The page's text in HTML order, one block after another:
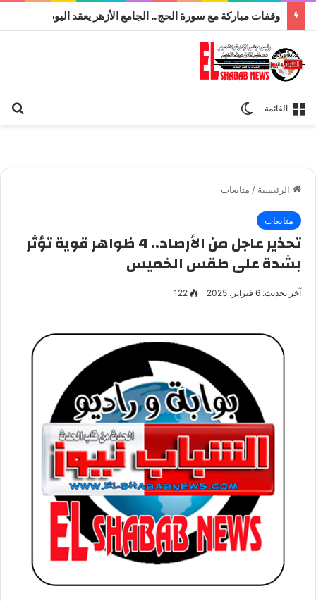
القائمة
الرئيسية / متابعات
متابعات
تحذير عاجل من الأرصاد.. 4 ظواهر قوية تؤثر
بشدة على طقس الخميس
آخر تحديث: 6 فبراير، 2025 122